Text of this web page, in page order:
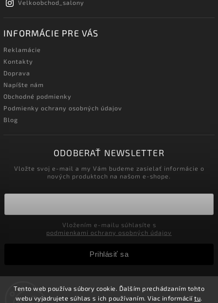
Tento web používa súbory cookie. Ďalším prechádzaním tohto
webu vyjadrujete súhlas s ich používaním. Viac informáciítu.
Velkoobchod_salony
INFORMÁCIE PRE VÁS
Reklamácie
Kontakty
Doprava
Napíšte nám
Obchodné podmienky
Podmienky ochrany osobných údajov
Blog
ODOBERAŤ NEWSLETTER
Vložte svoj e-mail a my Vám budeme zasielať informácie o
nových produktoch na našom e-shope.
podmienkami ochrany osobných údajov
Prihlásiť sa
Copyright 2026 Velkoobchod-salony.sk. Všetky práva
vyhradené.